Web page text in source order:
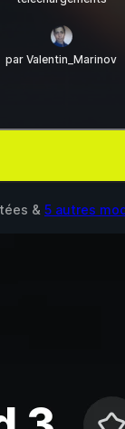
par Valentin_Marinov
& 5 autres